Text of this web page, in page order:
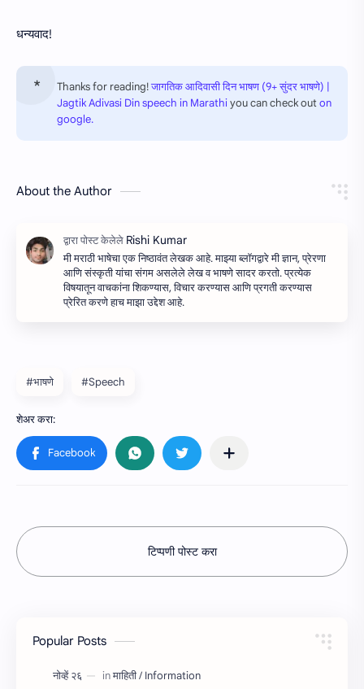
धन्यवाद!
Thanks for reading!जागतिक आदिवासी दिन भाषण (9+ सुंदर भाषणे) |
Jagtik Adivasi Din speech in Marathiyou can check outon
google.
About the Author
मी मराठी भाषेचा एक निष्ठावंत लेखक आहे. माझ्या ब्लॉगद्वारे मी ज्ञान, प्रेरणा
आणि संस्कृती यांचा संगम असलेले लेख व भाषणे सादर करतो. प्रत्येक
विषयातून वाचकांना शिकण्यास, विचार करण्यास आणि प्रगती करण्यास
प्रेरित करणे हाच माझा उद्देश आहे.
#भाषणे #Speech
टिप्पणी पोस्ट करा
Popular Posts